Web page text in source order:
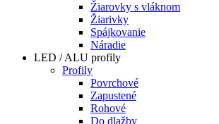
Žiarovky s vláknom
Žiarivky
Spájkovanie
Náradie
LED / ALU profily
Profily
Povrchové
Zapustené
Rohové
Do dlažby